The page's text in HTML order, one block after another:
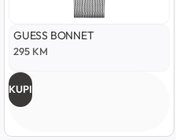
GUESS BONNET
295 KM
KUPI